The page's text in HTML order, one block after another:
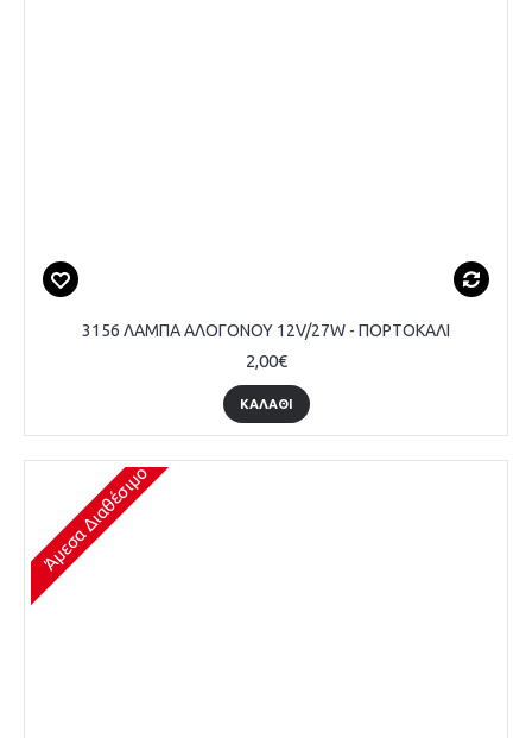
3156 ΛΑΜΠΑ ΑΛΟΓΟΝΟΥ 12V/27W - ΠΟΡΤΟΚΑΛΙ
2,00€
ΚΑΛΆΘΙ
Άμεσα Διαθέσιμο